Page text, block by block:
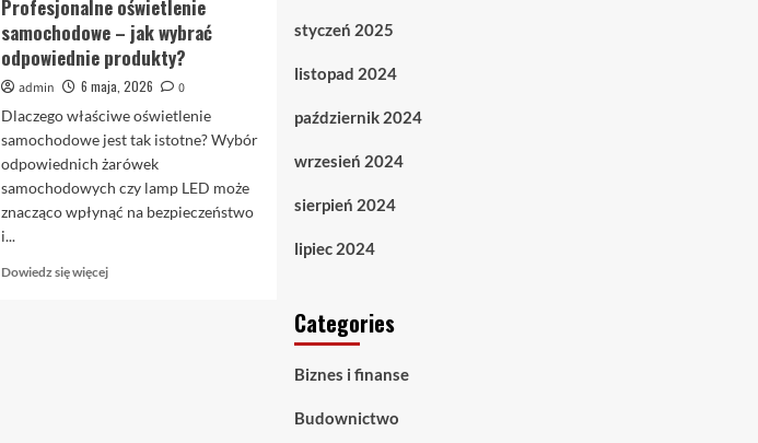
Profesjonalne oświetlenie
samochodowe – jak wybrać
odpowiednie produkty?
admin 6 maja, 2026
0
Dlaczego właściwe oświetlenie
samochodowe jest tak istotne? Wybór
odpowiednich żarówek
samochodowych czy lamp LED może
znacząco wpłynąć na bezpieczeństwo
i...
Dowiedz się więcejDowiedz
styczeń 2025
listopad 2024
październik 2024
wrzesień 2024
sierpień 2024
lipiec 2024
Categories
Biznes i finanse
Budownictwo